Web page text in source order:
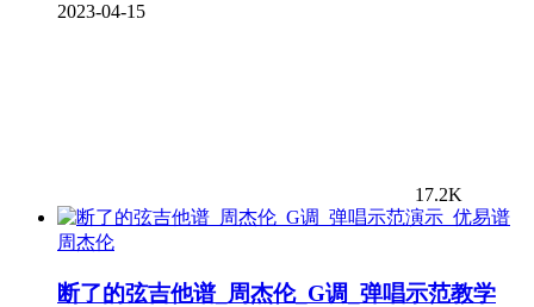
2023-04-15
17.2K
周杰伦
断了的弦吉他谱_周杰伦_G调_弹唱示范教学